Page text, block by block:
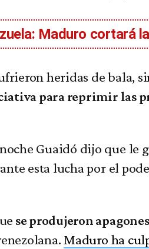
Maduro cortará
heridas de bala,
para reprimir las
Guaidó dijo que le
esta lucha por el
se produjeron
Maduro ha